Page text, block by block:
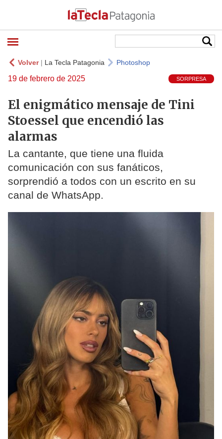
Volver| La Tecla Patagonia Photoshop
19 de febrero de 2025 SORPRESA
El enigmático mensaje de Tini
Stoessel que encendió las
alarmas
La cantante, que tiene una fluida
comunicación con sus fanáticos,
sorprendió a todos con un escrito en su
canal de WhatsApp.